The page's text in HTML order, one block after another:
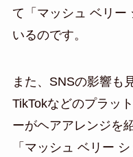
て「マッシュ ベリー
いるのです。
また、SNSの影響も
TikTokなどのプラッ
ーがヘアアレンジを
「マッシュ ベリー